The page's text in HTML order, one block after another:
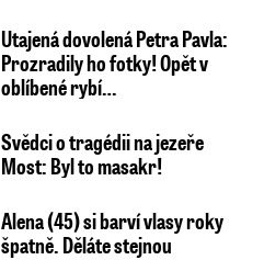
Utajená dovolená Petra Pavla:
Prozradily ho fotky! Opět v
oblíbené rybí…
Svědci o tragédii na jezeře
Most: Byl to masakr!
Alena (45) si barví vlasy roky
špatně. Děláte stejnou